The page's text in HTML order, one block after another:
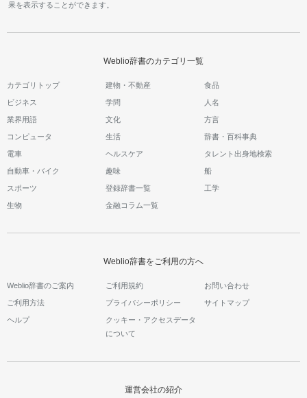
果を表示することができます。
Weblio辞書のカテゴリ一覧
カテゴリトップ 建物・不動産 食品
ビジネス 学問 人名
業界用語 文化 方言
コンピュータ 生活 辞書・百科事典
電車 ヘルスケア タレント出身地検索
自動車・バイク 趣味 船
スポーツ 登録辞書一覧 工学
生物 金融コラム一覧
Weblio辞書をご利用の方へ
Weblio辞書のご案内 ご利用規約 お問い合わせ
ご利用方法 プライバシーポリシー サイトマップ
ヘルプ
クッキー・アクセスデータ
について
運営会社の紹介